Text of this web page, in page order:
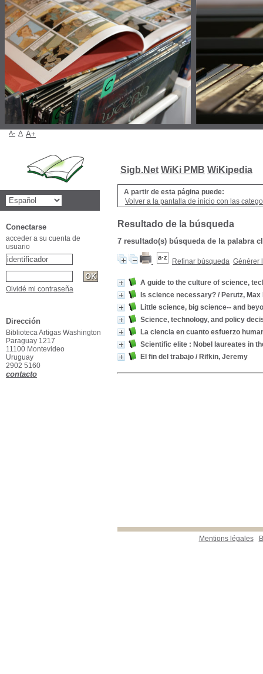
Sigb.Net WiKi PMB WiKipedia
A partir de esta página puede:
Volver a la pantalla de inicio con las
Resultado de la búsqueda
7 resultado(s) búsqueda de la palabra
Refinar búsqueda Générer
A guide to the culture of science,
Is science necessary? / Perutz, Max
Little science, big science-- and
Science, technology, and policy
La ciencia en cuanto esfuerzo
Scientific elite : Nobel laureates in
El fin del trabajo / Rifkin, Jeremy
Mentions légales
A- A A+
Conectarse
acceder a su cuenta de
usuario
Olvidé mi contraseña
Dirección
Biblioteca Artigas Washington
Paraguay 1217
11100 Montevideo
Uruguay
2902 5160
contacto